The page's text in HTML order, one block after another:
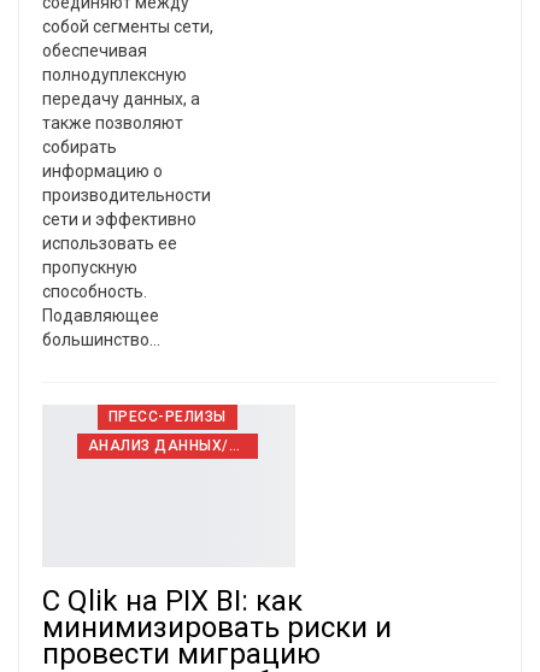
собой сегменты сети,
обеспечивая
полнодуплексную
передачу данных, а
также позволяют
собирать
информацию о
производительности
сети и эффективно
использовать ее
пропускную
способность.
Подавляющее
большинство…
ПРЕСС-РЕЛИЗЫ
АНАЛИЗ ДАННЫХ/BIG DATA
C Qlik на PIX BI: как
минимизировать риски и
провести миграцию